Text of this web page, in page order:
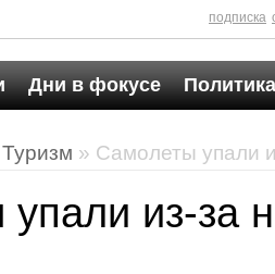
подписка
Дни в фокусе
Туризм » Самолеты упали
из-за